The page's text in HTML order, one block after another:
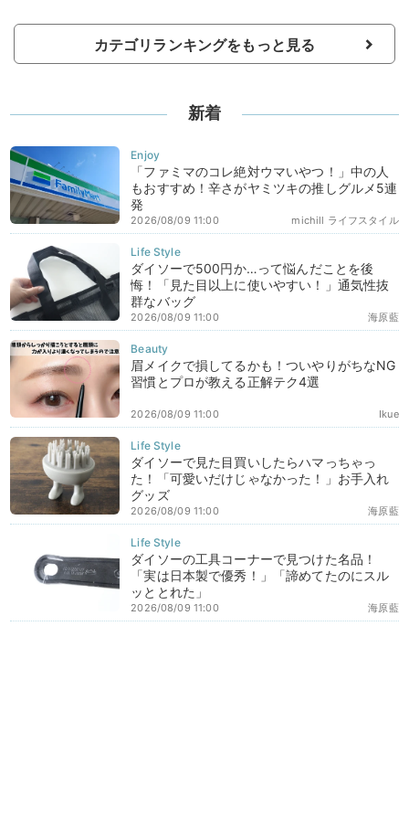
カテゴリランキングをもっと見る
新着
「ファミマのコレ絶対ウマいやつ！」中の人
もおすすめ！辛さがヤミツキの推しグルメ5連
発
michill ライフスタイル
2026/08/09 11:00
ダイソーで500円か…って悩んだことを後
悔！「見た目以上に使いやすい！」通気性抜
群なバッグ
海原藍
2026/08/09 11:00
眉メイクで損してるかも！ついやりがちなNG
習慣とプロが教える正解テク4選
Ikue
2026/08/09 11:00
ダイソーで見た目買いしたらハマっちゃっ
た！「可愛いだけじゃなかった！」お手入れ
グッズ
海原藍
2026/08/09 11:00
ダイソーの工具コーナーで見つけた名品！
「実は日本製で優秀！」「諦めてたのにスル
ッととれた」
海原藍
2026/08/09 11:00